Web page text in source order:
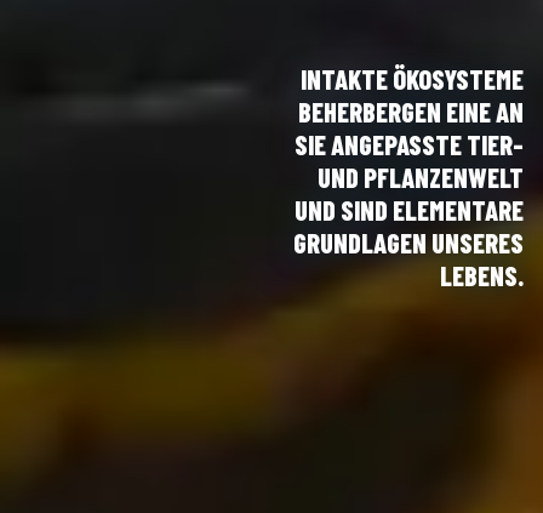
INTAKTE ÖKOSYSTEME
BEHERBERGEN EINE AN
SIE ANGEPASSTE TIER-
UND PFLANZENWELT
UND SIND ELEMENTARE
GRUNDLAGEN UNSERES
LEBENS.